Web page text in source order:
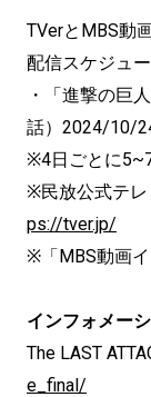
TVerとMBS動
配信スケジュ
・「進撃の巨
話）2024/10/
※4日ごとに
※民放公式テレ
ps://tver.jp/
※「MBS動画イ
インフォメー
The LAST
e_final/